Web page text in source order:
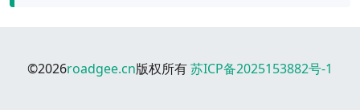
©2026roadgee.cn版权所有苏ICP备2025153882号-1